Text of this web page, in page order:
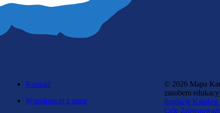
Kontakt
Współpracuj z nami
© 2026 Mapa
zasobem
fundację Katalyst
Cele